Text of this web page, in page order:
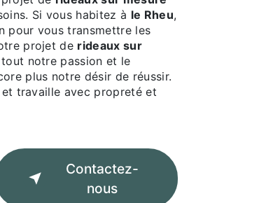
Si vous habitez à le Rheu,
pour vous transmettre les
projet de rideaux sur
notre passion et le
plus notre désir de réussir.
travaille avec propreté et
Contactez-
nous